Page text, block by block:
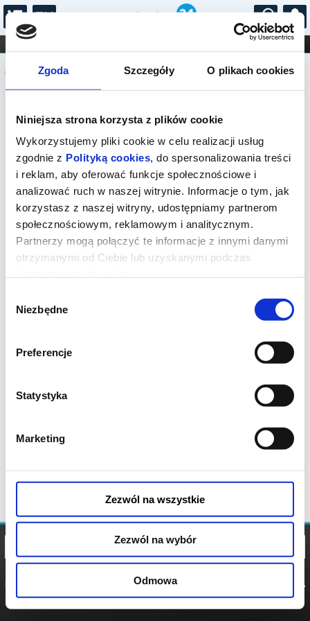
Zgoda Szczegóły O plikach cookies
Niniejsza strona korzysta z plików cookie
Wykorzystujemy pliki cookie w celu realizacji usług
zgodnie z Polityką cookies, do spersonalizowania treści
i reklam, aby oferować funkcje społecznościowe i
analizować ruch w naszej witrynie. Informacje o tym, jak
korzystasz z naszej witryny, udostępniamy partnerom
społecznościowym, reklamowym i analitycznym.
Partnerzy mogą połączyć te informacje z innymi danymi
otrzymanymi od Ciebie lub uzyskanymi podczas
zgody
Niezbędne
Preferencje
Statystyka
Marketing
Zezwól na wszystkie
Zezwól na wybór
Odmowa
...
FILHARMONIA OPERA I BALET
STAND-UP
DLA DZIECI
Komunikat
SPRZEDAŻ INTERNETOWA NA TO
WYDARZENIE JUŻ SIĘ ZAKOŃCZYŁA.
ZAPYTAJ W KASIE O DOSTĘPNE BILETY
NA TO WYDARZENIE
POLITYKA
POLITYKA